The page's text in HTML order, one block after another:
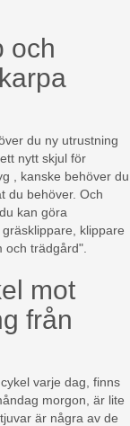
och
du ny utrustning
nytt skjul för
, kanske behöver du
du behöver. Och
kan göra
klippare
och trädgård".
mot
från
varje dag, finns
morgon, är lite
är några av de